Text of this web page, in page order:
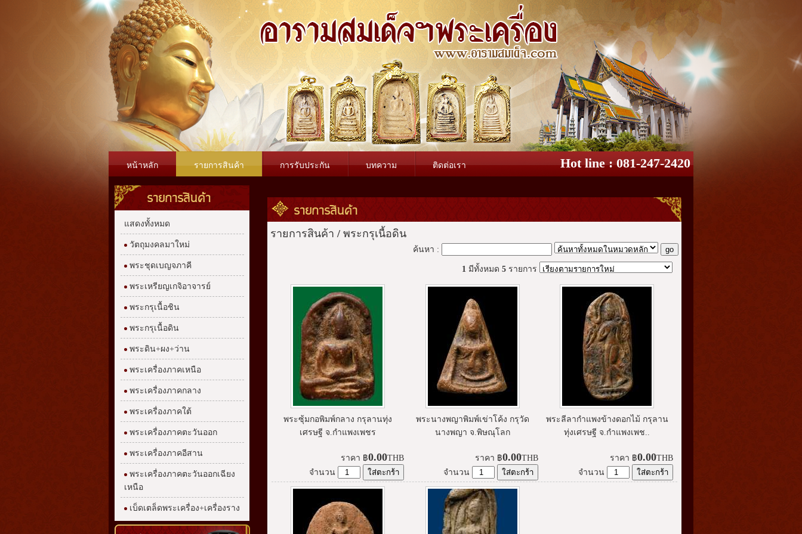
Hot line : 081-247-2420
หน้าหลัก รายการสินค้า การรับประกัน บทความ ติดต่อเรา
รายการสินค้า
แสดงทั้งหมด
วัตถุมงคลมาใหม่
พระชุดเบญจภาคี
พระเหรียญเกจิอาจารย์
พระกรุเนื้อชิน
พระกรุเนื้อดิน
พระดิน+ผง+ว่าน
พระเครื่องภาคเหนือ
พระเครื่องภาคกลาง
พระเครื่องภาคใต้
พระเครื่องภาคตะวันออก
พระเครื่องภาคอีสาน
พระเครื่องภาคตะวันออกเฉียง
เหนือ
เบ็ดเตล็ดพระเครื่อง+เครื่องราง
รายการสินค้า
รายการสินค้า / พระกรุเนื้อดิน
ค้นหา :
1 มีทั้งหมด 5 รายการ
พระซุ้มกอพิมพ์กลาง กรุลานทุ่ง
เศรษฐี จ.กำแพงเพชร
ราคา ฿0.00THB
จำนวน
พระนางพญาพิมพ์เข่าโค้ง กรุวัด
นางพญา จ.พิษณุโลก
ราคา ฿0.00THB
จำนวน
พระลีลากำแพงข้างดอกไม้ กรุลาน
ทุ่งเศรษฐี จ.กำแพงเพช..
ราคา ฿0.00THB
จำนวน